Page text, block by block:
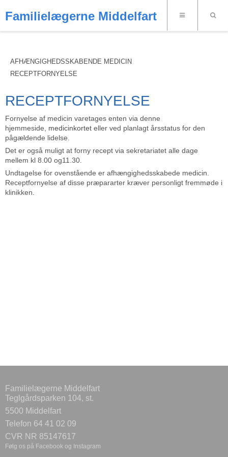
Familielægerne Middelfart
AFHÆNGIGHEDSSKABENDE MEDICIN
RECEPTFORNYELSE
RECEPTFORNYELSE
Fornyelse af medicin varetages enten via denne
hjemmeside, medicinkortet eller ved planlagt årsstatus for den
pågældende lidelse.
Det er også muligt at forny recept via sekretariatet alle dage
mellem kl 8.00 og11.30.
Undtagelse for ovenstående er afhængighedsskabede medicin.
Receptfornyelse af disse præpararter kræver personligt fremmøde i
klinikken.
Familielægerne Middelfart
Teglgårdsparken 104, st.
5500 Middelfart
Telefon 64 41 02 09
CVR NR 85147617
Følg os på Facebook og Instagram